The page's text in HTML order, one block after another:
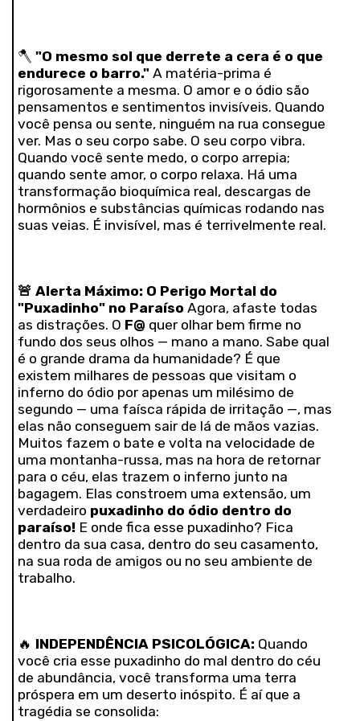
🪓 "O mesmo sol que derrete a cera é o que
endurece o barro." A matéria-prima é
rigorosamente a mesma. O amor e o ódio são
pensamentos e sentimentos invisíveis. Quando
você pensa ou sente, ninguém na rua consegue
ver. Mas o seu corpo sabe. O seu corpo vibra.
Quando você sente medo, o corpo arrepia;
quando sente amor, o corpo relaxa. Há uma
transformação bioquímica real, descargas de
hormônios e substâncias químicas rodando nas
suas veias. É invisível, mas é terrivelmente real.
🚨 Alerta Máximo: O Perigo Mortal do
"Puxadinho" no Paraíso Agora, afaste todas
as distrações. O F@ quer olhar bem firme no
fundo dos seus olhos — mano a mano. Sabe qual
é o grande drama da humanidade? É que
existem milhares de pessoas que visitam o
inferno do ódio por apenas um milésimo de
segundo — uma faísca rápida de irritação —, mas
elas não conseguem sair de lá de mãos vazias.
Muitos fazem o bate e volta na velocidade de
uma montanha-russa, mas na hora de retornar
para o céu, elas trazem o inferno junto na
bagagem. Elas constroem uma extensão, um
verdadeiro puxadinho do ódio dentro do
paraíso! E onde fica esse puxadinho? Fica
dentro da sua casa, dentro do seu casamento,
na sua roda de amigos ou no seu ambiente de
trabalho.
🔥 INDEPENDÊNCIA PSICOLÓGICA: Quando
você cria esse puxadinho do mal dentro do céu
de abundância, você transforma uma terra
próspera em um deserto inóspito. É aí que a
tragédia se consolida: